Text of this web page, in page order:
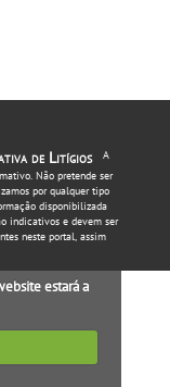
de Litígios
A
Não pretende ser
por qualquer tipo
disponibilizada
indicativos e devem ser
neste portal, assim
estará a